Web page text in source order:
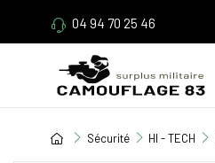
04 94 70 25 46
Sécurité HI - TECH